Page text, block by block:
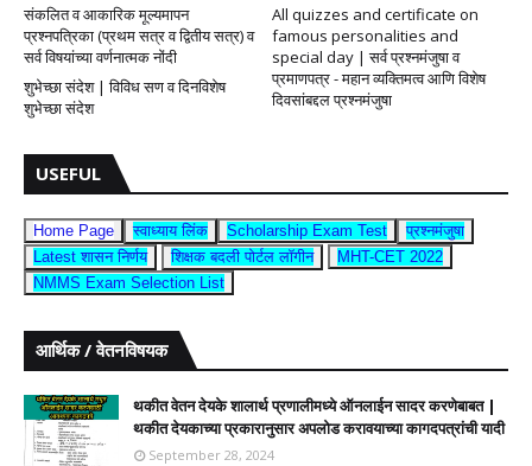
संकलित व आकारिक मूल्यमापन
प्रश्नपत्रिका (प्रथम सत्र व द्वितीय सत्र) व
सर्व विषयांच्या वर्णनात्मक नोंदी
All quizzes and certificate on
famous personalities and
special day | सर्व प्रश्नमंजुषा व
प्रमाणपत्र - महान व्यक्तिमत्व आणि विशेष
दिवसांबद्दल प्रश्नमंजुषा
शुभेच्छा संदेश | विविध सण व दिनविशेष
शुभेच्छा संदेश
USEFUL
Home Page स्वाध्याय लिंक Scholarship Exam Test
प्रश्नमंजुषा
Latest शासन निर्णय
शिक्षक बदली पोर्टल लॉगीन
MHT-CET 2022
NMMS Exam Selection List
आर्थिक / वेतनविषयक
थकीत वेतन देयके शालार्थ प्रणालीमध्ये ऑनलाईन सादर करणेबाबत |
थकीत देयकाच्या प्रकारानुसार अपलोड करावयाच्या कागदपत्रांची यादी
September 28, 2024